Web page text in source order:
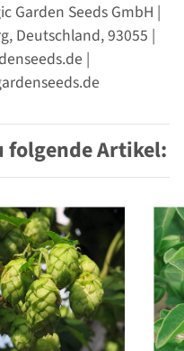
Garden Seeds GmbH |
Deutschland, 93055 |
|
folgende Artikel: